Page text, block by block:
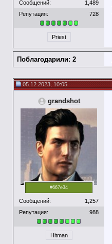
Сообщений:
1,489
Репутация:
728
Priest
Поблагодарили: 2
05.12.2023, 10:05
grandshot
#667e34
Сообщений:
1,257
Репутация:
988
Hitman